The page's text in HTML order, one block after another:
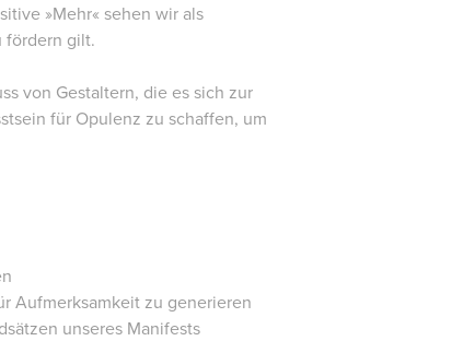
»Mehr« sehen wir als
fördern gilt.
von Gestaltern, die es sich zur
für Opulenz zu schaffen, um
Aufmerksamkeit zu generieren
unseres Manifests